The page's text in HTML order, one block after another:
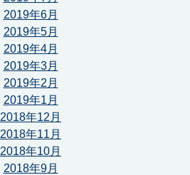
2019年6月
2019年5月
2019年4月
2019年3月
2019年2月
2019年1月
2018年12月
2018年11月
2018年10月
2018年9月